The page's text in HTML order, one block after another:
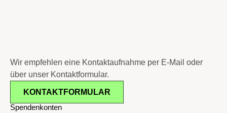
Wir empfehlen eine Kontaktaufnahme per E-Mail oder
über unser Kontaktformular.
KONTAKTFORMULAR
Spendenkonten